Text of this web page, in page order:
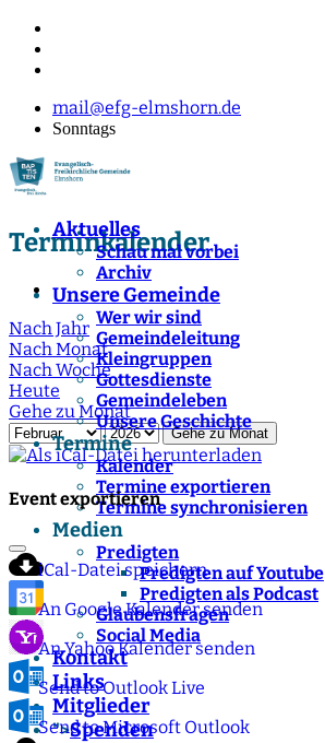
mail@efg-elmshorn.de
Sonntags
Aktuelles
Schau mal vorbei
Archiv
Unsere Gemeinde
Wer wir sind
Gemeindeleitung
Kleingruppen
Gottesdienste
Gemeindeleben
Unsere Geschichte
Termine
Kalender
Termine exportieren
Termine synchronisieren
Medien
Predigten
Predigten auf Youtube
Predigten als Podcast
Glaubensfragen
Social Media
Kontakt
Links
Mitglieder
">Spenden
Terminkalender
Nach Jahr
Nach Monat
Nach Woche
Heute
Gehe zu Monat
Gehe zu Monat
Event exportieren
iCal-Datei speichern
An Google Kalender senden
An Yahoo Kalender senden
Send to Outlook Live
Send to Microsoft Outlook